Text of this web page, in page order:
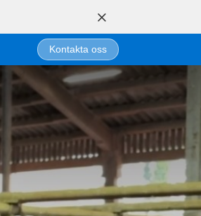
Kontakta oss